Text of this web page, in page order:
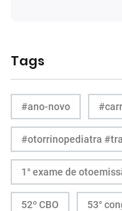
Tags
#ano-novo
#otorrinopediatra
1° exame de
52º CBO 53°